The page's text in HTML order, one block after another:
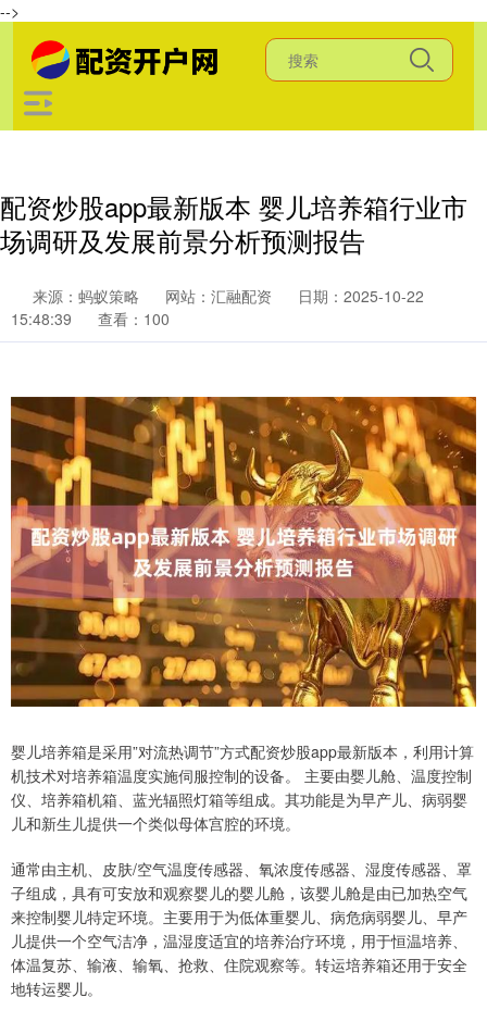
-->
配资炒股app最新版本 婴儿培养箱行业市
场调研及发展前景分析预测报告
来源：蚂蚁策略 网站：汇融配资
日期：2025-10-22
15:48:39
查看：100
婴儿培养箱是采用”对流热调节”方式配资炒股app最新版本，利用计算
机技术对培养箱温度实施伺服控制的设备。 主要由婴儿舱、温度控制
仪、培养箱机箱、蓝光辐照灯箱等组成。其功能是为早产儿、病弱婴
儿和新生儿提供一个类似母体宫腔的环境。
通常由主机、皮肤/空气温度传感器、氧浓度传感器、湿度传感器、罩
子组成，具有可安放和观察婴儿的婴儿舱，该婴儿舱是由已加热空气
来控制婴儿特定环境。主要用于为低体重婴儿、病危病弱婴儿、早产
儿提供一个空气洁净，温湿度适宜的培养治疗环境，用于恒温培养、
体温复苏、输液、输氧、抢救、住院观察等。转运培养箱还用于安全
地转运婴儿。